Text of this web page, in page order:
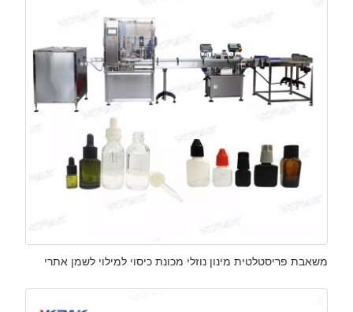
משאבת פריסטלטית מינון נוזלי מכונת כיסוי למילוי לשמן אתרי